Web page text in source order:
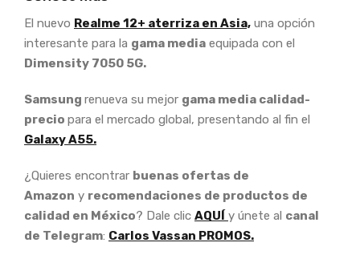
El nuevo Realme 12+ aterriza en Asia, una opción
interesante para la gama media equipada con el
Dimensity 7050 5G.
Samsung renueva su mejor gama media calidad-
precio para el mercado global, presentando al fin el
Galaxy A55.
¿Quieres encontrar buenas ofertas de
Amazon y recomendaciones de productos de
calidad en México? Dale clic AQUÍ y únete al canal
de Telegram: Carlos Vassan PROMOS.